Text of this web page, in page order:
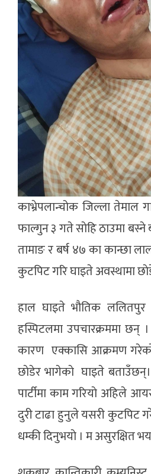
काभ्रेपलान्चोक जिल्ला तेमाल
फाल्गुन ३ गते साेहि ठाउमा
तामाङ र बर्ष ४७ का कान्छा
कुटपिट गरि घाइते अवस्थामा
हाल घाइते भाैतिक ललितपुर
हस्पिटलमा उपचारक्रममा छन्
कारण एक्कासि आक्रमण
छाेडेर भागेकाे घाइते
पार्टीमा काम गरियाे अहिले
दुरी टाढा हुनुले यसरी कुटपिट
धम्की दिनुभयाे । म असुरक्षित